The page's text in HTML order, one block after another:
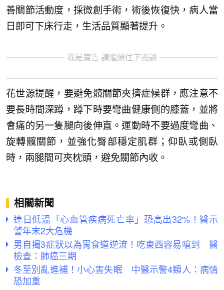
善關節活動度，採微創手術，術後恢復快，病人當
日即可下床行走，生活品質顯著提升。
我是廣告 請繼續往下閱讀
花世源提醒，要避免髖關節夾擠症候群，應注意不
要長時間深蹲，蹲下時要彎曲健康側的膝蓋，並將
會痛的另一隻腿向後伸直。運動時不要過度彎曲、
旋轉髖關節，並強化臀部穩定肌群；仰臥或側臥
時，兩腿間可夾枕頭，避免關節內收。
相關新聞
連日低溫「心血管疾病死亡率」恐高出32%！醫示
警年末2大危機
男自揭3症狀以為胃食道逆流！吃東西容易嗆到 醫
檢查：肺癌三期
冬至別亂進補！小心害失眠 中醫示警4類人：病情
恐加重